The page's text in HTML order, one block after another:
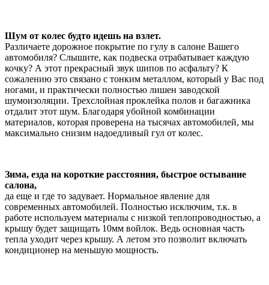
Шум от колес будто идешь на взлет.
Различаете дорожное покрытие по гулу в салоне Вашего
автомобиля? Слышите, как подвеска отрабатывает каждую
кочку? А этот прекрасный звук шипов по асфальту? К
сожалению это связано с тонким металлом, который у Вас под
ногами, и практически полностью лишен заводской
шумоизоляции. Трехслойная проклейка полов и багажника
отдалит этот шум. Благодаря убойной комбинации
материалов, которая проверена на тысячах автомобилей, мы
максимально снизим надоедливый гул от колес.
Зима, езда на короткие расстояния, быстрое остывание
салона,
да еще и где то задувает. Нормальное явление для
современных автомобилей. Полностью исключим, т.к. в
работе используем материалы с низкой теплопроводностью, а
крышу будет защищать 10мм войлок. Ведь основная часть
тепла уходит через крышу. А летом это позволит включать
кондиционер на меньшую мощность.